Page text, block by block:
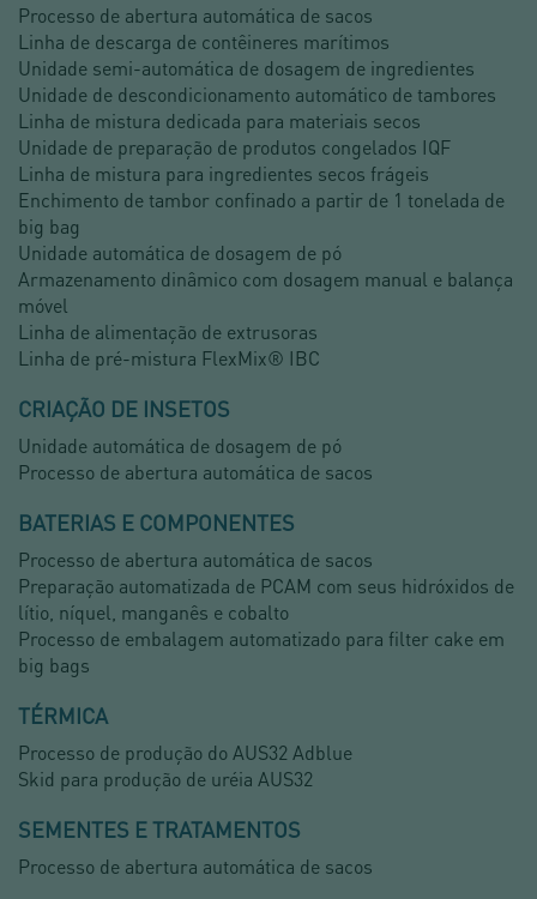
Processo de abertura automática de sacos
Linha de descarga de contêineres marítimos
Unidade semi-automática de dosagem de ingredientes
Unidade de descondicionamento automático de tambores
Linha de mistura dedicada para materiais secos
Unidade de preparação de produtos congelados IQF
Linha de mistura para ingredientes secos frágeis
Enchimento de tambor confinado a partir de 1 tonelada de
big bag
Unidade automática de dosagem de pó
Armazenamento dinâmico com dosagem manual e balança
móvel
Linha de alimentação de extrusoras
Linha de pré-mistura FlexMix® IBC
CRIAÇÃO DE INSETOS
Unidade automática de dosagem de pó
Processo de abertura automática de sacos
BATERIAS E COMPONENTES
Processo de abertura automática de sacos
Preparação automatizada de PCAM com seus hidróxidos de
lítio, níquel, manganês e cobalto
Processo de embalagem automatizado para filter cake em
big bags
TÉRMICA
Processo de produção do AUS32 Adblue
Skid para produção de uréia AUS32
SEMENTES E TRATAMENTOS
Processo de abertura automática de sacos